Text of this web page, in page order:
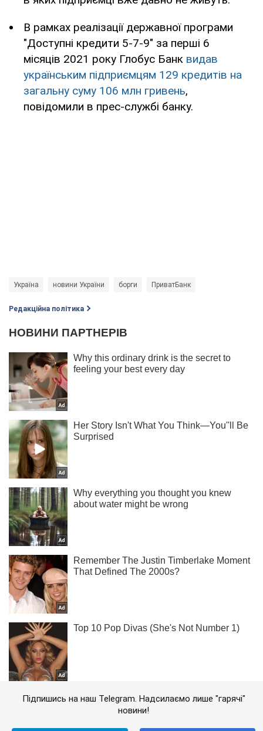
В рамках реалізації державної програми
"Доступні кредити 5-7-9" за перші 6
місяців 2021 року Глобус Банк видав
українським підприємцям 129 кредитів на
загальну суму 106 млн гривень,
повідомили в прес-службі банку.
Україна новини України борги ПриватБанк
Редакційна політика
Підпишись на наш Telegram. Надсилаємо лише "гарячі"
новини!